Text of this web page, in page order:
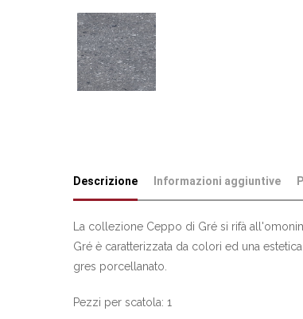
Descrizione Informazioni aggiuntive
La collezione Ceppo di Gré si rifà
Gré è caratterizzata da colori ed una
gres porcellanato.
Pezzi per scatola: 1